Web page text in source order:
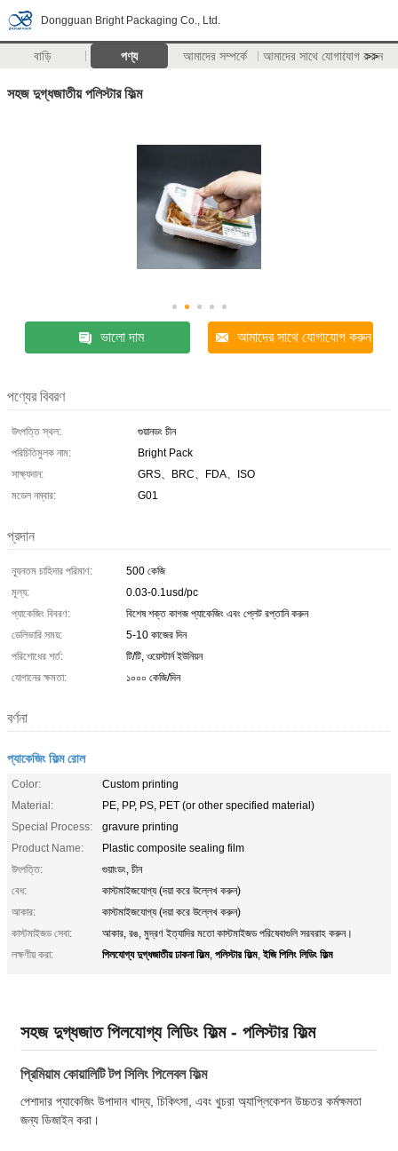
Dongguan Bright Packaging Co., Ltd.
বাড়ি পণ্য আমাদের সম্পর্কে আমাদের সাথে যোগাযোগ করুন
>>
সহজ দুগ্ধজাতীয় পলিস্টার ফিল্ম
ভালো দাম আমাদের সাথে যোগাযোগ করুন
পণ্যের বিবরণ
উৎপত্তি স্থল:
গুয়ানডং চীন
পরিচিতিমুলক নাম:
Bright Pack
সাক্ষ্যদান:
GRS、BRC、FDA、ISO
মডেল নম্বার:
G01
প্রদান
ন্যূনতম চাহিদার পরিমাণ:
500 কেজি
মূল্য:
0.03-0.1usd/pc
প্যাকেজিং বিবরণ:
বিশেষ শক্ত কাগজ প্যাকেজিং এবং প্লেট রপ্তানি করুন
ডেলিভারি সময়:
5-10 কাজের দিন
পরিশোধের শর্ত:
টি/টি, ওয়েস্টার্ন ইউনিয়ন
যোগানের ক্ষমতা:
১০০০ কেজি/দিন
বর্ণনা
প্যাকেজিং ফিল্ম রোল
Color:
Custom printing
Material:
PE, PP, PS, PET (or other specified material)
Special Process:
gravure printing
Product Name:
Plastic composite sealing film
উৎপত্তি:
গুয়াংডং, চীন
বেধ:
কাস্টমাইজযোগ্য (দয়া করে উল্লেখ করুন)
আকার:
কাস্টমাইজযোগ্য (দয়া করে উল্লেখ করুন)
কাস্টমাইজড সেবা:
আকার, রঙ, মুদ্রণ ইত্যাদির মতো কাস্টমাইজড পরিষেবাগুলি সরবরাহ করুন।
লক্ষণীয় করা:
পিলযোগ্য দুগ্ধজাতীয় ঢাকনা ফিল্ম, পলিস্টার ফিল্ম, ইজি পিলিং লিডিং ফিল্ম
সহজ দুগ্ধজাত পিলযোগ্য লিডিং ফিল্ম - পলিস্টার ফিল্ম
প্রিমিয়াম কোয়ালিটি টপ সিলিং পিলেবল ফিল্ম
পেশাদার প্যাকেজিং উপাদান খাদ্য, চিকিৎসা, এবং খুচরা অ্যাপ্লিকেশন উচ্চতর কর্মক্ষমতা
জন্য ডিজাইন করা।